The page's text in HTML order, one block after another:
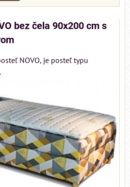
bez čela 90x200 cm s
NOVO, je posteľ typu